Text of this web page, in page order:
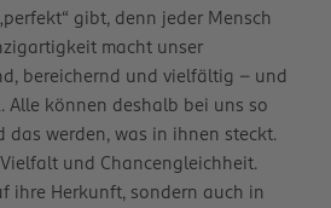
gibt, denn jeder Mensch
macht unser
bereichernd und vielfältig – und
Alle können deshalb bei uns so
das werden, was in ihnen steckt.
und Chancengleichheit.
ihre Herkunft, sondern auch in